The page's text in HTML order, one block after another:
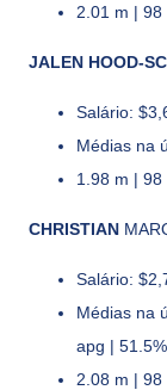
2.01 m |
JALEN HOOD-
Salário:
Médias na
1.98 m |
CHRISTIAN
Salário:
Médias na
apg |
2.08 m |